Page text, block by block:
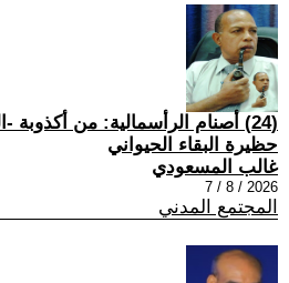
(24) أصنام الرأسمالية: من أكذوبة -
حظيرة البقاء الحيواني
غالب المسعودي
2026 / 8 / 7
المجتمع المدني